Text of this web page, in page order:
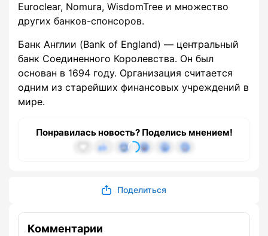
Euroclear, Nomura, WisdomTree и множество
других банков-спонсоров.
Банк Англии (Bank of England) — центральный
банк Соединенного Королевства. Он был
основан в 1694 году. Организация считается
одним из старейших финансовых учреждений в
мире.
Понравилась новость? Поделись мнением!
Поделиться
Комментарии